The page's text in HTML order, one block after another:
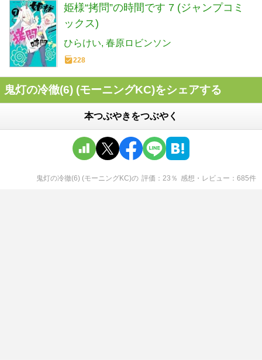
姫様“拷問”の時間です 7 (ジャンプコミ
ックス)
ひらけい 春原ロビンソン
228
鬼灯の冷徹(6) (モーニングKC)をシェアする
本つぶやきをつぶやく
鬼灯の冷徹(6) (モーニングKC)の 評価 23 ％ 感想・レビュー 685件